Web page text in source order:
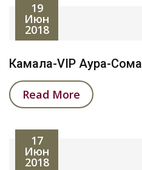
19
Июн
2018
Камала-VIP Аура-Сома
Read More
17
Июн
2018